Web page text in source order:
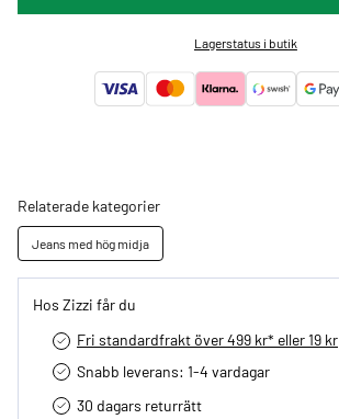
Lagerstatus i butik
Relaterade kategorier
Jeans med hög midja
Hos Zizzi får du
Fri standardfrakt över 499 kr* eller 19 kr
Snabb leverans: 1-4 vardagar
30 dagars returrätt­